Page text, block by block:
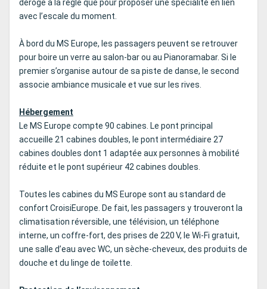
déroge à la règle que pour proposer une spécialité en lien
avec l’escale du moment.
À bord du MS Europe, les passagers peuvent se retrouver
pour boire un verre au salon-bar ou au Pianoramabar. Si le
premier s’organise autour de sa piste de danse, le second
associe ambiance musicale et vue sur les rives.
Hébergement
Le MS Europe compte 90 cabines. Le pont principal
accueille 21 cabines doubles, le pont intermédiaire 27
cabines doubles dont 1 adaptée aux personnes à mobilité
réduite et le pont supérieur 42 cabines doubles.
Toutes les cabines du MS Europe sont au standard de
confort CroisiEurope. De fait, les passagers y trouveront la
climatisation réversible, une télévision, un téléphone
interne, un coffre-fort, des prises de 220 V, le Wi-Fi gratuit,
une salle d’eau avec WC, un sèche-cheveux, des produits de
douche et du linge de toilette.